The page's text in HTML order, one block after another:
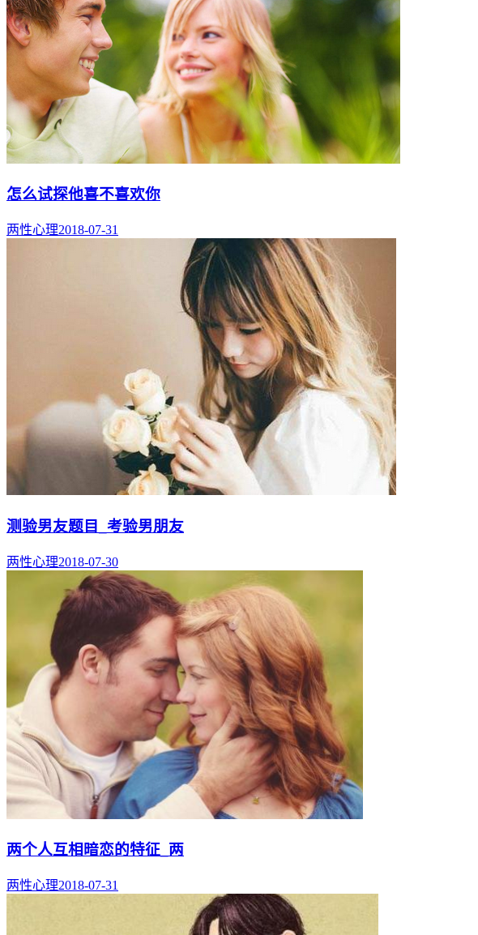
怎么试探他喜不喜欢你
两性心理2018-07-31
测验男友题目_考验男朋友
两性心理2018-07-30
两个人互相暗恋的特征_两
两性心理2018-07-31